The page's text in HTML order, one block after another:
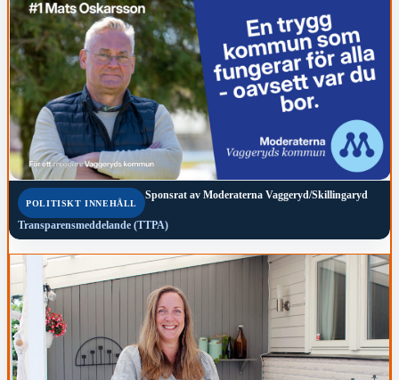
POLITISKT INNEHÅLL
Sponsrat av Moderaterna Vaggeryd/Skillingaryd
Transparensmeddelande (TTPA)